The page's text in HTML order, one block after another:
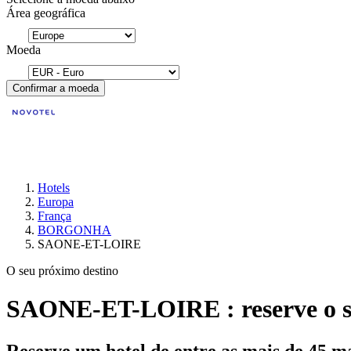
Área geográfica
Moeda
Confirmar a moeda
Hotels
Europa
França
BORGONHA
SAONE-ET-LOIRE
O seu próximo destino
SAONE-ET-LOIRE : reserve o